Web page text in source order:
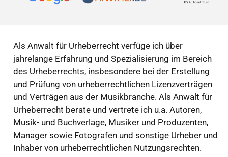
Als Anwalt für Urheberrecht verfüge ich über
jahrelange Erfahrung und Spezialisierung im Bereich
des Urheberrechts, insbesondere bei der Erstellung
und Prüfung von urheberrechtlichen Lizenzverträgen
und Verträgen aus der Musikbranche. Als Anwalt für
Urheberrecht berate und vertrete ich u.a. Autoren,
Musik- und Buchverlage, Musiker und Produzenten,
Manager sowie Fotografen und sonstige Urheber und
Inhaber von urheberrechtlichen Nutzungsrechten.